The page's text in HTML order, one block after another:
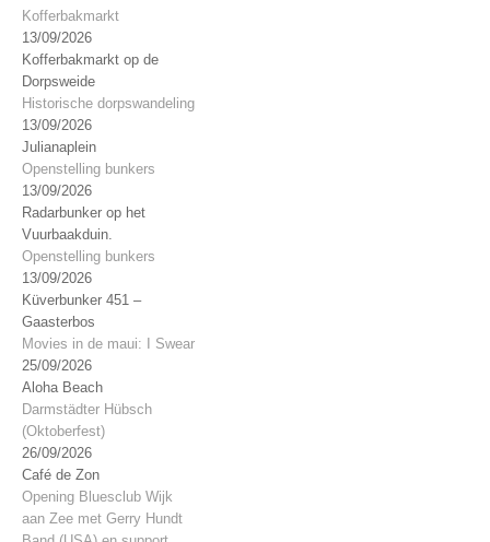
Kofferbakmarkt
13/09/2026
Kofferbakmarkt op de
Dorpsweide
Historische dorpswandeling
13/09/2026
Julianaplein
Openstelling bunkers
13/09/2026
Radarbunker op het
Vuurbaakduin.
Openstelling bunkers
13/09/2026
Küverbunker 451 –
Gaasterbos
Movies in de maui: I Swear
25/09/2026
Aloha Beach
Darmstädter Hübsch
(Oktoberfest)
26/09/2026
Café de Zon
Opening Bluesclub Wijk
aan Zee met Gerry Hundt